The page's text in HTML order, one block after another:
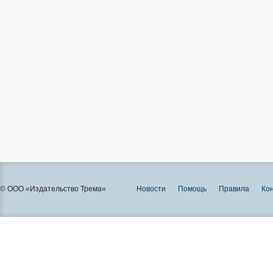
© ООО «Издательство Трема» Новости Помощь Правила